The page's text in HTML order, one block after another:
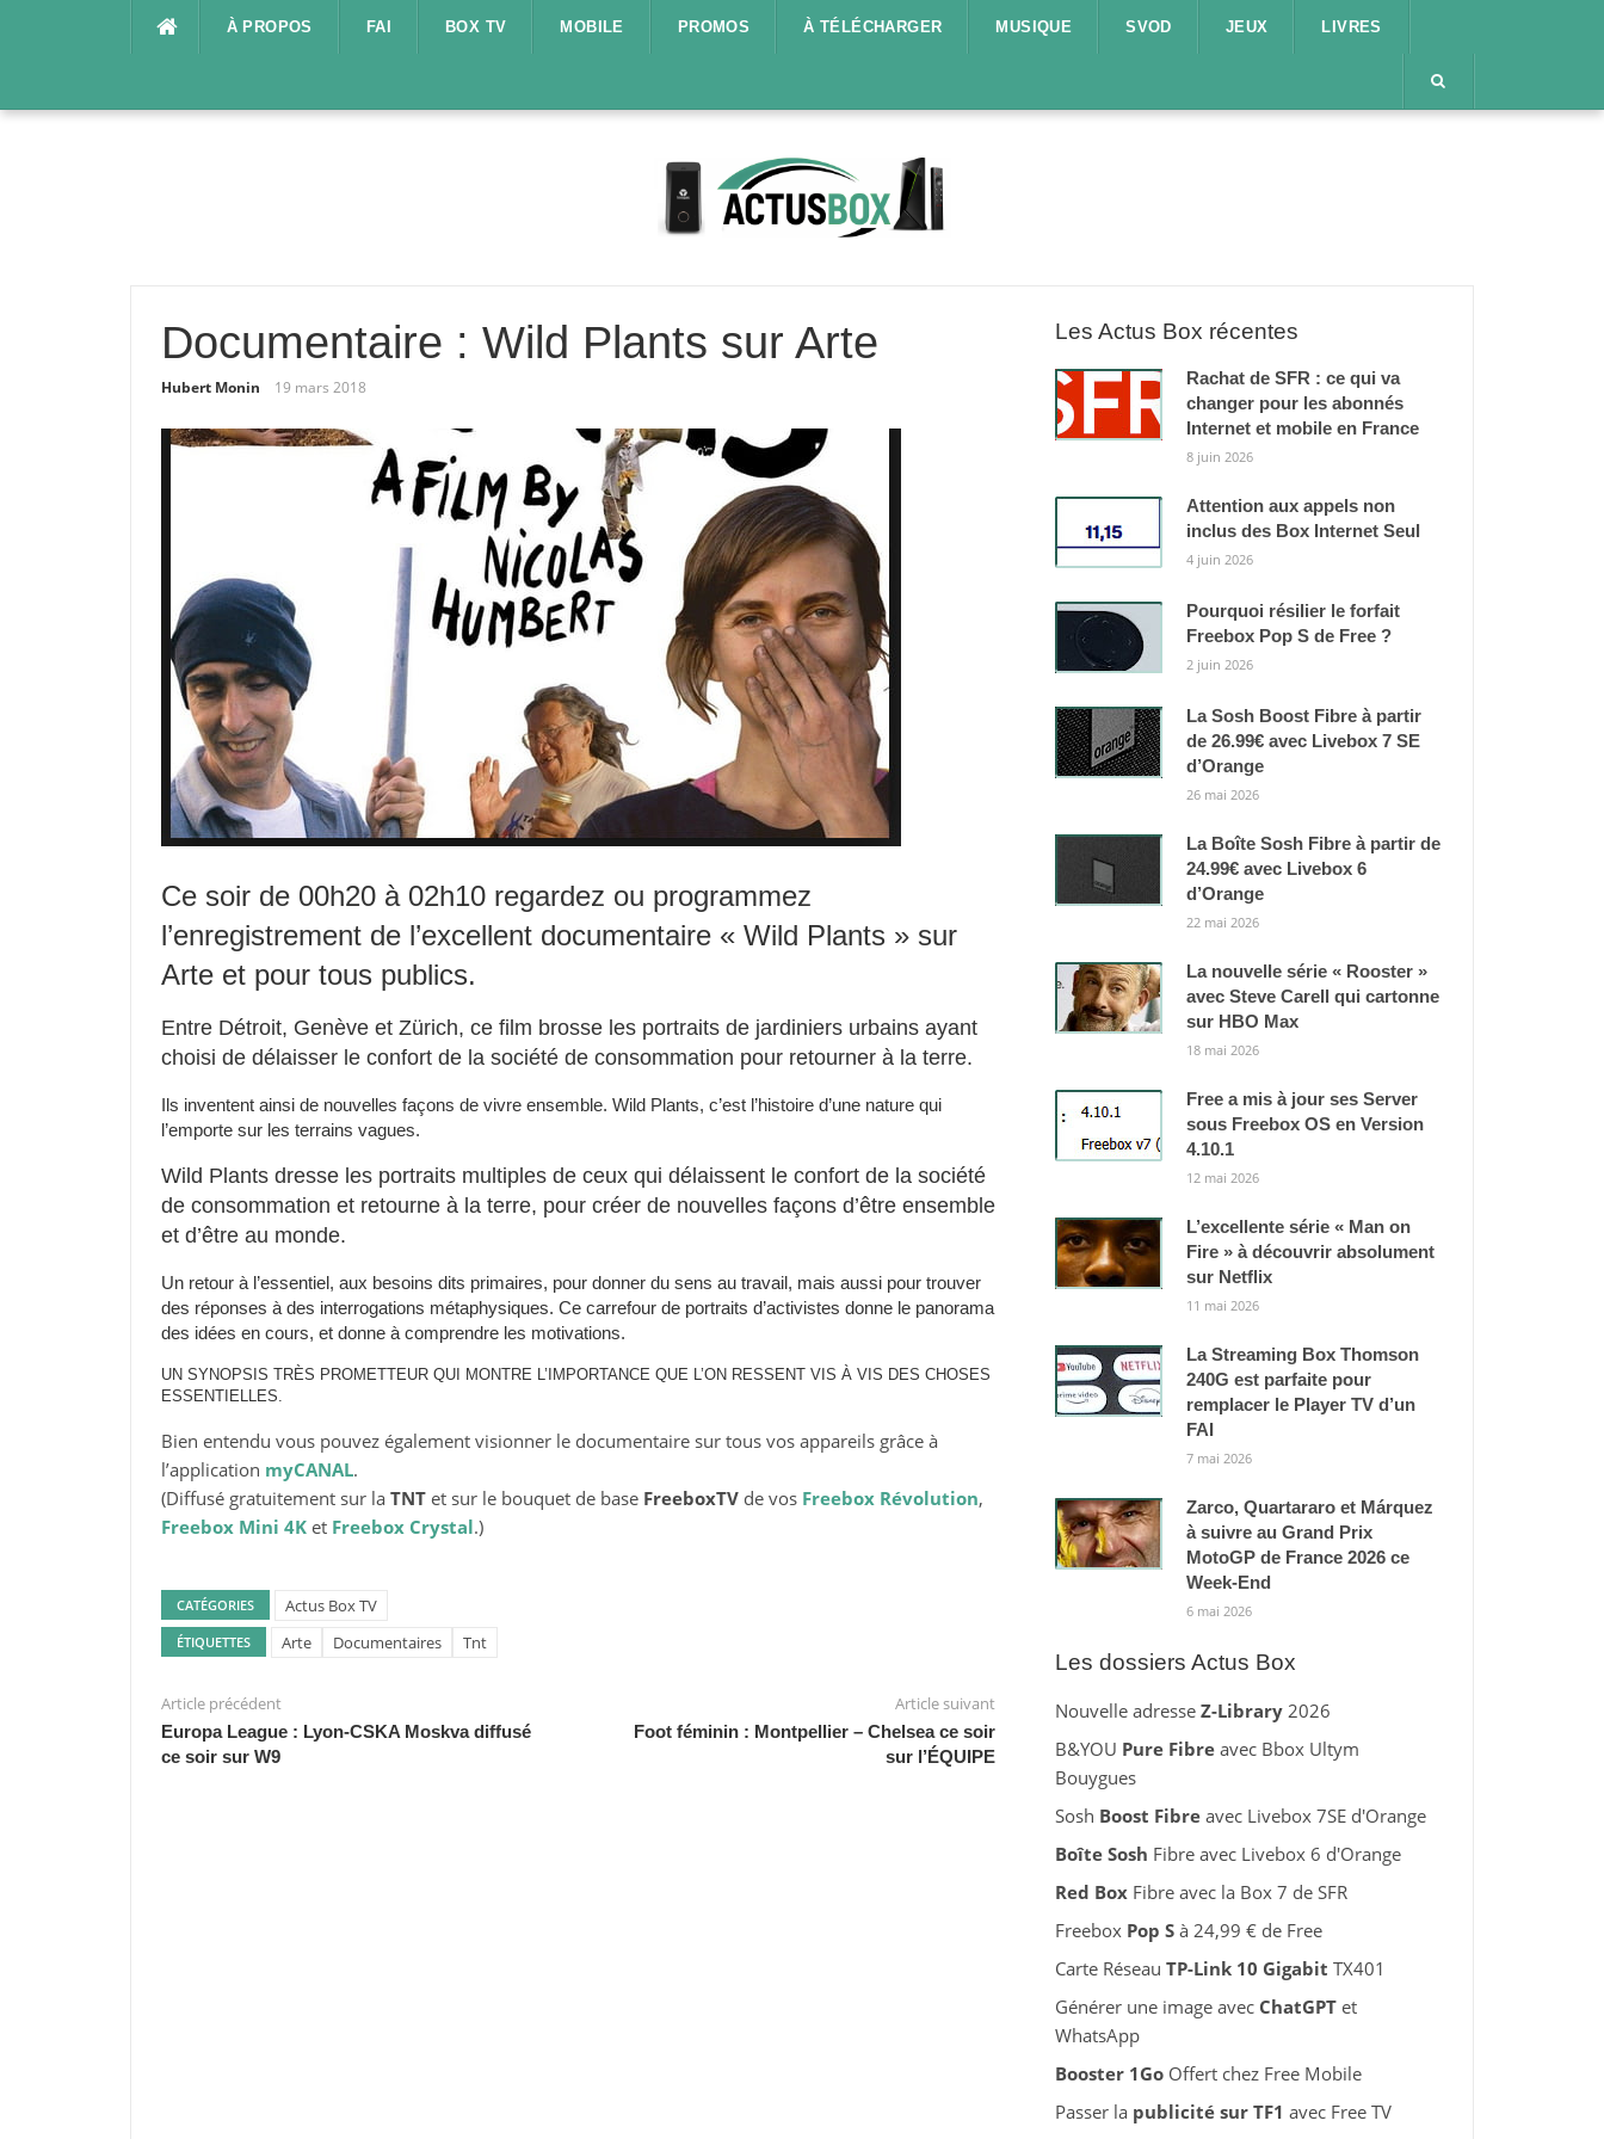
À PROPOS FAI BOX TV MOBILE PROMOS À TÉLÉCHARGER MUSIQUE SVOD JEUX LIVRES
Documentaire : Wild Plants sur Arte
Hubert Monin 19 mars 2018
Ce soir de 00h20 à 02h10 regardez ou programmez
l’enregistrement de l’excellent documentaire « Wild Plants » sur
Arte et pour tous publics.
Entre Détroit, Genève et Zürich, ce film brosse les portraits de jardiniers urbains ayant
choisi de délaisser le confort de la société de consommation pour retourner à la terre.
Ils inventent ainsi de nouvelles façons de vivre ensemble. Wild Plants, c’est l’histoire d’une nature qui
l’emporte sur les terrains vagues.
Wild Plants dresse les portraits multiples de ceux qui délaissent le confort de la société
de consommation et retourne à la terre, pour créer de nouvelles façons d’être ensemble
et d’être au monde.
Un retour à l’essentiel, aux besoins dits primaires, pour donner du sens au travail, mais aussi pour trouver
des réponses à des interrogations métaphysiques. Ce carrefour de portraits d’activistes donne le panorama
des idées en cours, et donne à comprendre les motivations.
UN SYNOPSIS TRÈS PROMETTEUR QUI MONTRE L’IMPORTANCE QUE L’ON RESSENT VIS À VIS DES CHOSES
ESSENTIELLES.
Bien entendu vous pouvez également visionner le documentaire sur tous vos appareils grâce à
l’application myCANAL.
(Diffusé gratuitement sur la TNTet sur le bouquet de base FreeboxTVde vos Freebox Révolution,
Freebox Mini 4Ket Freebox Crystal.)
CATÉGORIES Actus Box TV
ÉTIQUETTES Arte Documentaires Tnt
Article précédent
Europa League : Lyon-CSKA Moskva diffusé
ce soir sur W9
Article suivant
Foot féminin : Montpellier – Chelsea ce soir
sur l’ÉQUIPE
Les Actus Box récentes
Rachat de SFR : ce qui va
changer pour les abonnés
Internet et mobile en France
8 juin 2026
Attention aux appels non
inclus des Box Internet Seul
4 juin 2026
Pourquoi résilier le forfait
Freebox Pop S de Free ?
2 juin 2026
La Sosh Boost Fibre à partir
de 26.99€ avec Livebox 7 SE
d’Orange
26 mai 2026
La Boîte Sosh Fibre à partir de
24.99€ avec Livebox 6
d’Orange
22 mai 2026
La nouvelle série « Rooster »
avec Steve Carell qui cartonne
sur HBO Max
18 mai 2026
Free a mis à jour ses Server
sous Freebox OS en Version
4.10.1
12 mai 2026
L’excellente série « Man on
Fire » à découvrir absolument
sur Netflix
11 mai 2026
La Streaming Box Thomson
240G est parfaite pour
remplacer le Player TV d’un
FAI
7 mai 2026
Zarco, Quartararo et Márquez
à suivre au Grand Prix
MotoGP de France 2026 ce
Week-End
6 mai 2026
Les dossiers Actus Box
Nouvelle adresse Z-Library2026
B&YOU Pure Fibreavec Bbox Ultym
Bouygues
Sosh Boost Fibreavec Livebox 7SE d'Orange
Boîte Sosh Fibre avec Livebox 6 d'Orange
Red BoxFibre avec la Box 7 de SFR
Freebox Pop Sà 24,99 € de Free
Carte Réseau TP-Link 10 Gigabit TX401
Générer une image avec ChatGPTet
WhatsApp
Booster 1GoOffert chez Free Mobile
Passer la publicité sur TF1 avec Free TV